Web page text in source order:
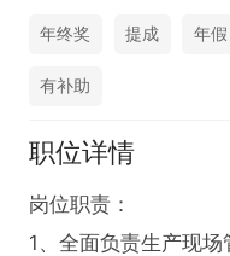
年终奖 提成 年假
有补助
职位详情
岗位职责：
1、全面负责生产现场